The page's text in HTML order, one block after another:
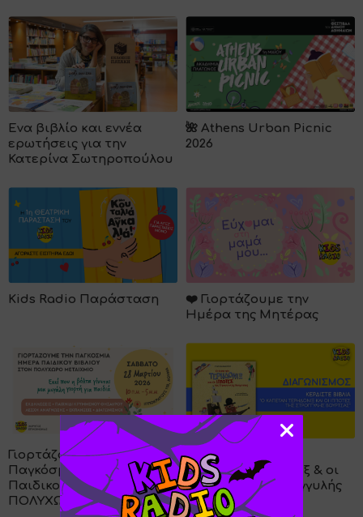
Ένα βιβλίο και εννέα
ερωτήσεις για την
Κατερίνα Σωτηροπούλου
🌺 Athens Urban Picnic
2026
Kids Radio Παράσταση
❤️ Γιορτάζουμε την
Ημέρα της Μητέρας
Γιορτάζουμε την
Παγκόσμια Ημέρα
Παιδικού Βιβλίου στον
ΠΟΛΥΧΩΡΟ ΜΕΤΑΙΧΜΙΟ
ΔΙΑΓΩΝΙΣΜΟΣ: "Ο
Καπετάν Τερηδονίξ & οι
Ιππότες της Στρογγυλής
Βούρτσας"